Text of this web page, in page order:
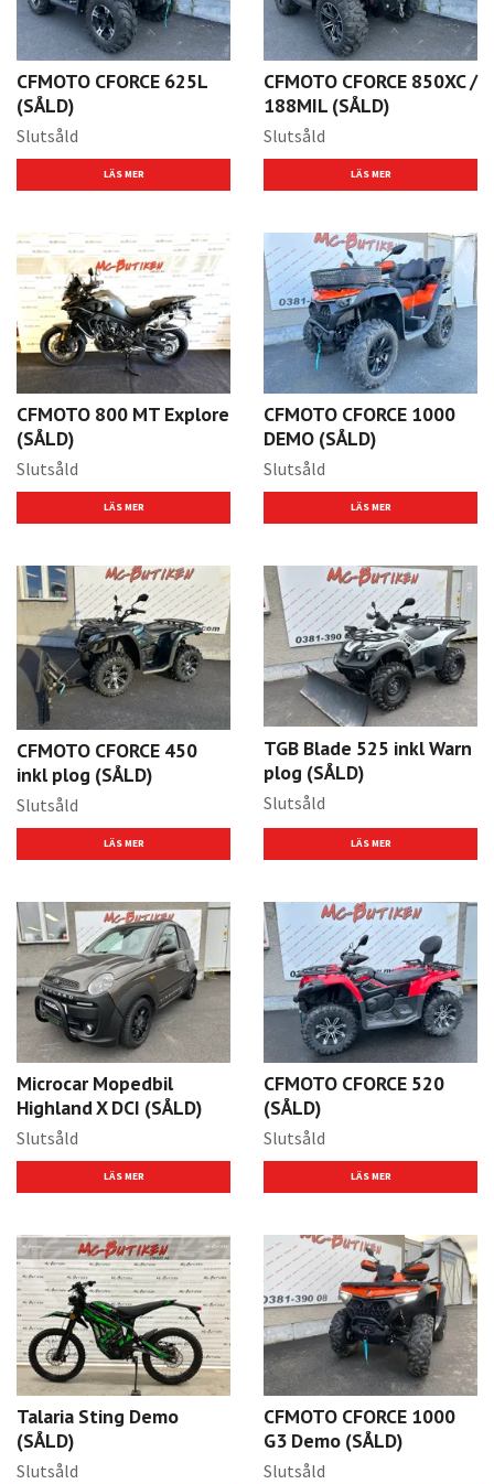
CFMOTO CFORCE 625L
(SÅLD)
Slutsåld
LÄS MER
CFMOTO CFORCE 850XC /
188MIL (SÅLD)
Slutsåld
LÄS MER
CFMOTO 800 MT Explore
(SÅLD)
Slutsåld
LÄS MER
CFMOTO CFORCE 1000
DEMO (SÅLD)
Slutsåld
LÄS MER
CFMOTO CFORCE 450
inkl plog (SÅLD)
Slutsåld
LÄS MER
TGB Blade 525 inkl Warn
plog (SÅLD)
Slutsåld
LÄS MER
Microcar Mopedbil
Highland X DCI (SÅLD)
Slutsåld
LÄS MER
CFMOTO CFORCE 520
(SÅLD)
Slutsåld
LÄS MER
Talaria Sting Demo
(SÅLD)
Slutsåld
CFMOTO CFORCE 1000
G3 Demo (SÅLD)
Slutsåld